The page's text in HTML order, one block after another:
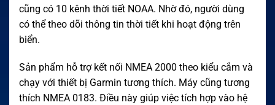
cũng có 10 kênh thời tiết NOAA. Nhờ đó, người dùng
có thể theo dõi thông tin thời tiết khi hoạt động trên
biển.
Sản phẩm hỗ trợ kết nối NMEA 2000 theo kiểu cắm và
chạy với thiết bị Garmin tương thích. Máy cũng tương
thích NMEA 0183. Điều này giúp việc tích hợp vào hệ